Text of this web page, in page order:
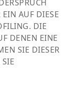
AUF DIESE
DIE
DENEN EINE
SIE DIESER